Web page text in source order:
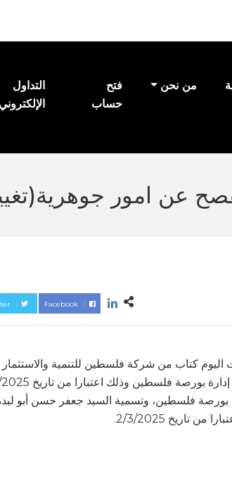
من نحن
فتح
حساب
التداول
الإلكتروني
Facebook
كتاب من شركة فلسطين للتنمية والاستثمار
بورصة فلسطين، وتسمية السيد جعفر حسن أبو
2/3/2025.